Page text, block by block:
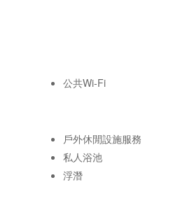
公共Wi-Fi
戶外休閒設施服務
私人浴池
浮潛